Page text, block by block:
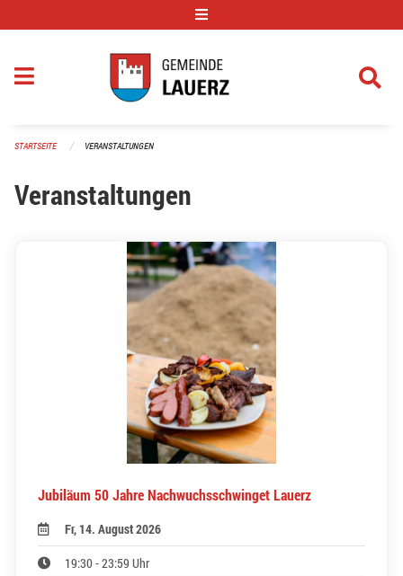
STARTSEITE VERANSTALTUNGEN
Veranstaltungen
Jubiläum 50 Jahre Nachwuchsschwinget Lauerz
Fr, 14. August 2026
19:30 - 23:59 Uhr